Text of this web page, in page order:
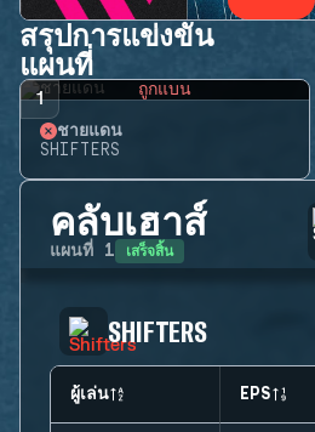
สรุปการแข่งขัน
แผนที่
1 ถูกแบน
ชายแดน
SHIFTERS
คลับเฮาส์
แผนที่ 1 เสร็จสิ้น
SHIFTERS
ผู้เล่น EPS